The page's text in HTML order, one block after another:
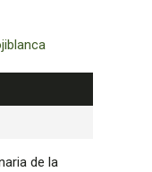
de la